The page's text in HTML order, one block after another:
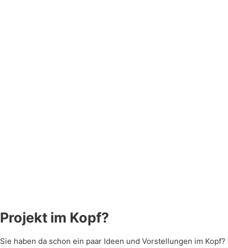
Projekt im Kopf?
Sie haben da schon ein paar Ideen und Vorstellungen im Kopf?